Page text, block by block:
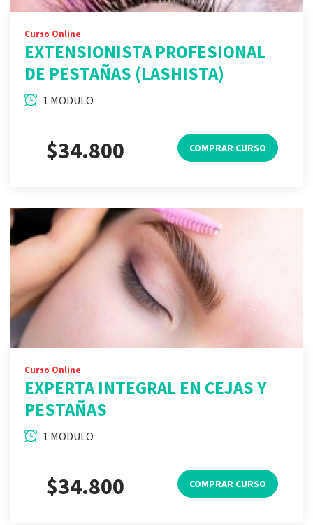
Curso Online
EXTENSIONISTA PROFESIONAL
DE PESTAÑAS (LASHISTA)
1 MODULO
$34.800 COMPRAR CURSO
Curso Online
EXPERTA INTEGRAL EN CEJAS Y
PESTAÑAS
1 MODULO
$34.800 COMPRAR CURSO